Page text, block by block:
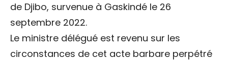
de Djibo, survenue à Gaskindé le 26
septembre 2022.
Le ministre délégué est revenu sur les
circonstances de cet acte barbare perpétré